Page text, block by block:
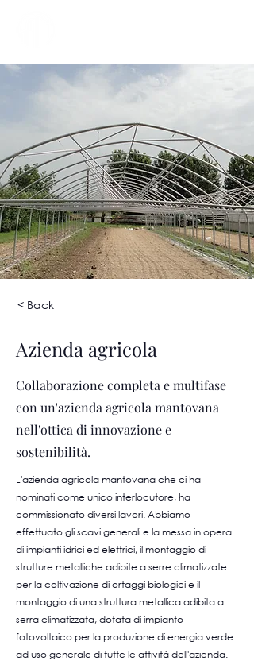
< Back
Azienda agricola
Collaborazione completa e multifase
con un'azienda agricola mantovana
nell'ottica di innovazione e
sostenibilità.
L'azienda agricola mantovana che ci ha
nominati come unico interlocutore, ha
commissionato diversi lavori. Abbiamo
effettuato gli scavi generali e la messa in opera
di impianti idrici ed elettrici, il montaggio di
strutture metalliche adibite a serre climatizzate
per la coltivazione di ortaggi biologici e il
montaggio di una struttura metallica adibita a
serra climatizzata, dotata di impianto
fotovoltaico per la produzione di energia verde
ad uso generale di tutte le attività dell'azienda.